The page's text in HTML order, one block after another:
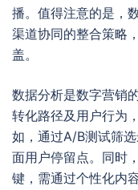
播。值得注意的是，
渠道协同的整合策略
盖。
数据分析是数字营销
转化路径及用户行为
如，通过A/B测试筛
面用户停留点。同时
键，需通过个性化内